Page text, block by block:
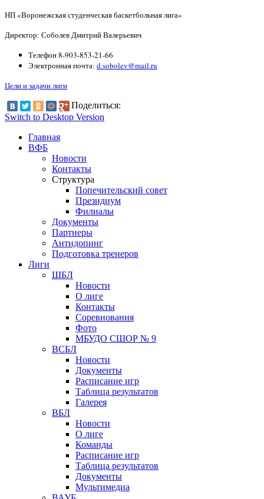
НП «Воронежская студенческая баскетбольная лига»
Директор: Соболев Дмитрий Валерьевич
Телефон 8-903-853-21-66
Электронная почта: d.sobolev@mail.ru
Цели и задачи лиги
Поделиться:
Switch to Desktop Version
Главная
ВФБ
Новости
Контакты
Структура
Попечительский совет
Президиум
Филиалы
Документы
Партнеры
Антидопинг
Подготовка тренеров
Лиги
ШБЛ
Новости
О лиге
Контакты
Соревнования
Фото
МБУДО СШОР № 9
ВСБЛ
Новости
Документы
Расписание игр
Таблица результатов
Галерея
ВБЛ
Новости
О лиге
Команды
Расписание игр
Таблица результатов
Документы
Мультимедиа